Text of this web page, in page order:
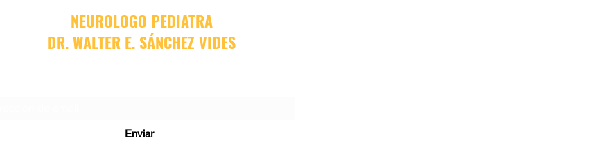
NEUROLOGO PEDIATRA
DR. WALTER E. SÁNCHEZ VIDES
Enviar